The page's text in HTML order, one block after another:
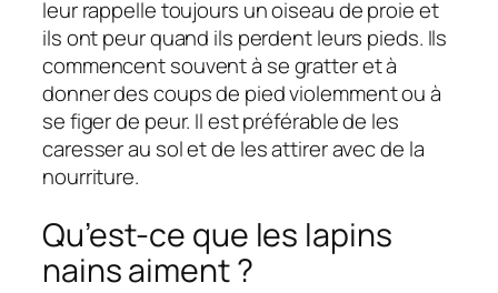
leur rappelle toujours un oiseau de proie et
ils ont peur quand ils perdent leurs pieds. Ils
commencent souvent à se gratter et à
donner des coups de pied violemment ou à
se figer de peur. Il est préférable de les
caresser au sol et de les attirer avec de la
nourriture.
Qu’est-ce que les lapins
nains aiment ?